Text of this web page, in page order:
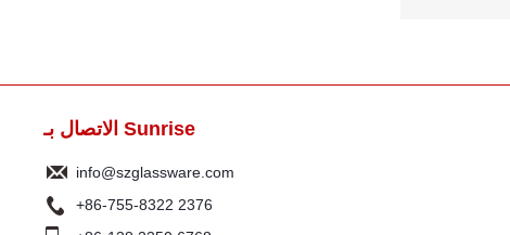
الاتصال بـ Sunrise
info@szglassware.com
+86-755-8322 2376